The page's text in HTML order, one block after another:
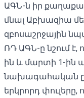
ԱԳՆ-ն իր
մնալ Աբխազիա
զբոսաշրջային
ՌԴ ԱԳՆ-ը նշում
ին և մարտի 1-ին
նախագահական
երկրորդ փուլերը,